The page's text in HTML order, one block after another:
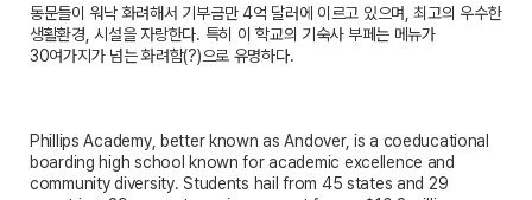
동문들이 워낙 화려해서 기부금만 4억 달러에 이르고 있으며, 최고의 우수한
생활환경, 시설을 자랑한다. 특히 이 학교의 기숙사 부페는 메뉴가
30여가지가 넘는 화려함(?)으로 유명하다.
Phillips Academy, better known as Andover, is a coeducational
boarding high school known for academic excellence and
community diversity. Students hail from 45 states and 29